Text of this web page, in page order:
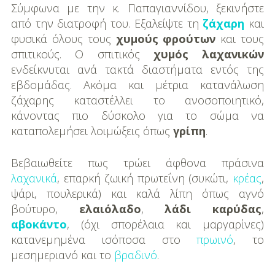
Σύμφωνα με την κ. Παπαγιαννίδου, ξεκινήστε
από την διατροφή του. Εξαλείψτε τη ζάχαρη και
φυσικά όλους τους χυμούς φρούτων και τους
σπιτικούς. Ο σπιτικός χυμός λαχανικών
ενδείκνυται ανά τακτά διαστήματα εντός της
εβδομάδας. Ακόμα και μέτρια κατανάλωση
ζάχαρης καταστέλλει το ανοσοποιητικό,
κάνοντας πιο δύσκολο για το σώμα να
καταπολεμήσει λοιμώξεις όπως γρίπη.
Βεβαιωθείτε πως τρώει άφθονα πράσινα
λαχανικά, επαρκή ζωική πρωτεΐνη (συκώτι, κρέας,
ψάρι, πουλερικά) και καλά λίπη όπως αγνό
βούτυρο, ελαιόλαδο,λάδι καρύδας,
αβοκάντο, (όχι σπορέλαια και μαργαρίνες)
κατανεμημένα ισόποσα στοπρωινό, το
μεσημεριανό και το βραδινό.